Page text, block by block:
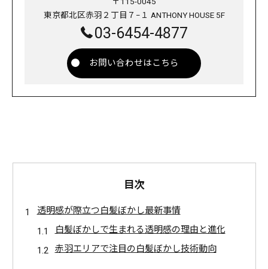
東京都北区赤羽２丁目７−１ ANTHONY HOUSE 5F
03-6454-4877
お問い合わせはこちら
目次
透明感が際立つ白髪ぼかし最新事情
白髪ぼかしで生まれる透明感の理由と進化
赤羽エリアで注目の白髪ぼかし技術動向